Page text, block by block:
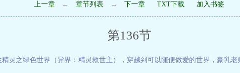
上一章 ← 章节列表 → 下一章 TXT下载 加入书签
第136节
精灵之绿色世界（异界：精灵救世主） ， 穿越到可以随便做爱的世界 ， 豪乳老